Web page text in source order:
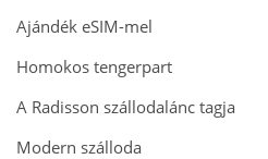
Ajándék eSIM-mel
Homokos tengerpart
A Radisson szállodalánc tagja
Modern szálloda